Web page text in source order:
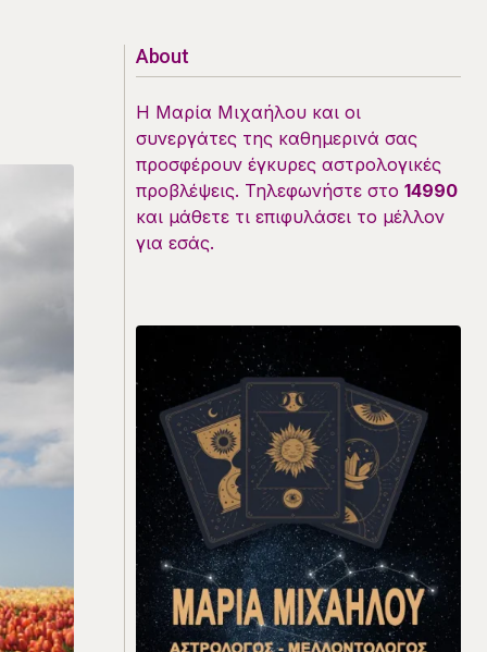
About
Η Μαρία Μιχαήλου και οι
συνεργάτες της καθημερινά σας
προσφέρουν έγκυρες αστρολογικές
προβλέψεις. Τηλεφωνήστε στο 14990
και μάθετε τι επιφυλάσει το μέλλον
για εσάς.